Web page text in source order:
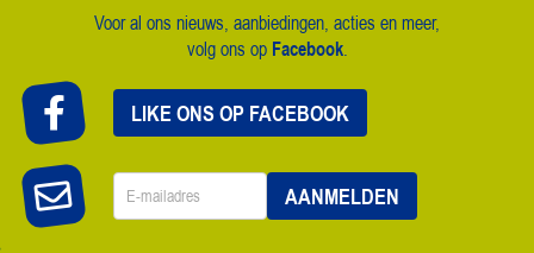
Voor al ons nieuws, aanbiedingen, acties en meer,
volg ons op Facebook.
LIKE ONS OP FACEBOOK
E-
mailadres * AANMELDEN